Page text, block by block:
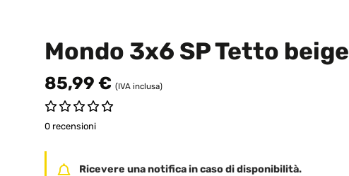
Mondo 3x6 SP Tetto beige
85,99 € (IVA inclusa)
0 recensioni
Ricevere una notifica in caso di disponibilità.